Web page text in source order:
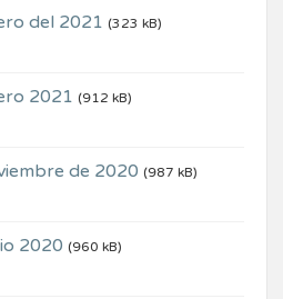
del 2021 (323 kB)
2021 (912 kB)
de 2020 (987 kB)
2020 (960 kB)